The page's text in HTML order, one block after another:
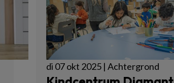
di 07 okt 2025 | Achtergrond